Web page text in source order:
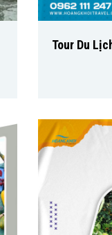
Tour Du